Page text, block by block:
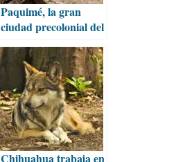
Paquimé, la gran
ciudad precolonial del
Chihuahua trabaja en